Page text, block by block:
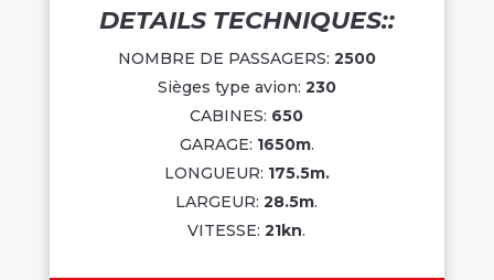
DETAILS TECHNIQUES::
NOMBRE DE PASSAGERS: 2500
Sièges type avion: 230
CABINES: 650
GARAGE: 1650m.
LONGUEUR: 175.5m.
LARGEUR:28.5m.
VITESSE:21kn.